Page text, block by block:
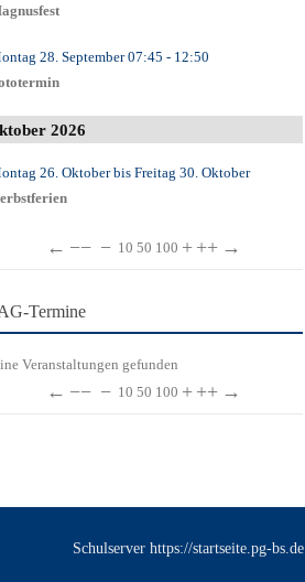
28. September07:45 - 12:50
2026
26. Oktoberbis Freitag 30. Oktober
← −− − 10 50 100 + ++ →
Termine
Veranstaltungen gefunden
← −− − 10 50 100 + ++ →
Schulserver https://startseite.pg-bs.de